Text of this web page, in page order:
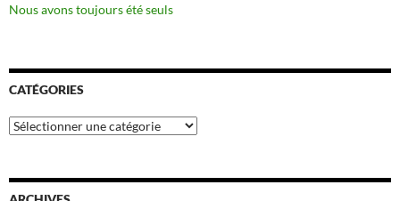
Nous avons toujours été seuls
CATÉGORIES
Catégories